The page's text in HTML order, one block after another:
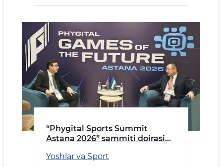
“Phygital Sports Summit
Astana 2026” sammiti doirasida
Yoshlar va Sport